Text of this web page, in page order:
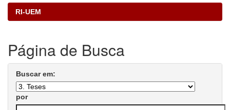
RI-UEM
Página de Busca
Buscar em:
por